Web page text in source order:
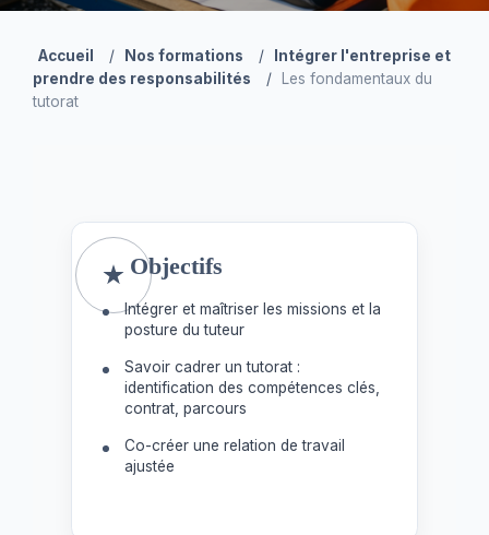
Accueil / Nos formations /
Intégrer l'entreprise et
prendre des responsabilités
/
Les fondamentaux du
tutorat
Objectifs
Intégrer et maîtriser les missions et la
posture du tuteur
Savoir cadrer un tutorat :
identification des compétences clés,
contrat, parcours
Co-créer une relation de travail
ajustée